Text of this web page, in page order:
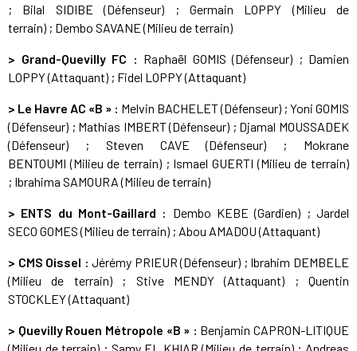
; Bilal SIDIBE (Défenseur) ; Germain LOPPY (Milieu de
terrain) ; Dembo SAVANE (Milieu de terrain)
> Grand-Quevilly FC : Raphaël GOMIS (Défenseur) ; Damien
LOPPY (Attaquant) ; Fidel LOPPY (Attaquant)
> Le Havre AC «B » : Melvin BACHELET (Défenseur) ; Yoni GOMIS
(Défenseur) ; Mathias IMBERT (Défenseur) ; Djamal MOUSSADEK
(Défenseur) ; Steven CAVE (Défenseur) ; Mokrane
BENTOUMI (Milieu de terrain) ; Ismael GUERTI (Milieu de terrain)
; Ibrahima SAMOURA (Milieu de terrain)
> ENTS du Mont-Gaillard : Dembo KEBE (Gardien) ; Jardel
SECO GOMES (Milieu de terrain) ; Abou AMADOU (Attaquant)
> CMS Oissel :Jérémy PRIEUR (Défenseur) ; Ibrahim DEMBELE
(Milieu de terrain) ; Stive MENDY (Attaquant) ; Quentin
STOCKLEY (Attaquant)
> Quevilly Rouen Métropole «B » : Benjamin CAPRON-LITIQUE